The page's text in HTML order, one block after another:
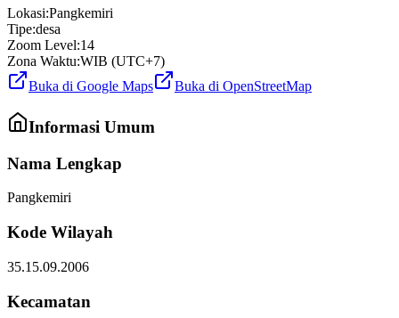
Lokasi:Pangkemiri
Tipe:desa
Zoom Level:14
Zona Waktu:WIB (UTC+7)
Buka di Google Maps
Buka di OpenStreetMap
Informasi Umum
Nama Lengkap
Pangkemiri
Kode Wilayah
35.15.09.2006
Kecamatan